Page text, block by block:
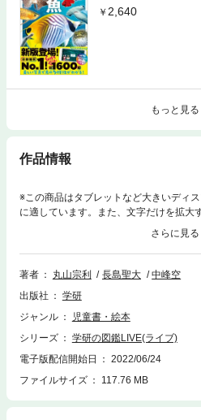
2,640
もっと見る
作品情報
※この商品はタブレットなど大きいディ
に適しています。また、文字だけを拡大
ト、検索、辞書の参照、引用などの機能
を生きたまま撮影した最新図鑑。約
と40名以上の撮影チームによる美しい
つに迫る。オリジナル映像は、衝撃シー
著者 丸山宗利 長島聖大
中峰空
出版社
学研
ジャンル
児童書・絵本
シリーズ
学研の図鑑LIVE(ライブ)
電子版配信開始日
2022/06/24
ファイルサイズ
117.76 MB